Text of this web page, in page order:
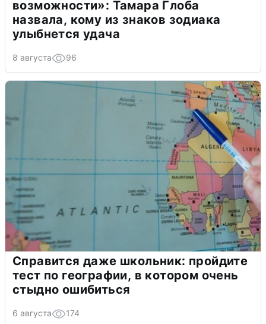
возможности»: Тамара Глоба
назвала, кому из знаков зодиака
улыбнется удача
8 августа 96
Справится даже школьник: пройдите
тест по географии, в котором очень
стыдно ошибиться
6 августа 174